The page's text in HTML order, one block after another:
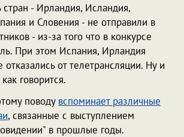
стран - Ирландия, Исландия,
и Словения - не отправили в
- из-за того что в конкурсе
При этом Испания, Ирландия
от телетрансляции. Ну и
говорится.
поводу вспоминает различные
, связанные с выступлением
в прошлые годы.